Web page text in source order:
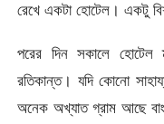
রেখে একটা হোটেল। একটু
পরের দিন সকালে হোটেল
রতিকান্ত। যদি কোনো
অনেক অখ্যাত গ্রাম আছে